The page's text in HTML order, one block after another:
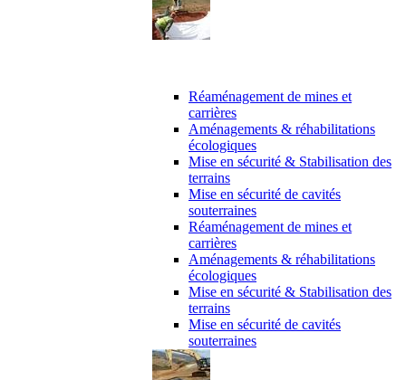
Réaménagement de mines et
carrières
Aménagements & réhabilitations
écologiques
Mise en sécurité & Stabilisation des
terrains
Mise en sécurité de cavités
souterraines
Réaménagement de mines et
carrières
Aménagements & réhabilitations
écologiques
Mise en sécurité & Stabilisation des
terrains
Mise en sécurité de cavités
souterraines